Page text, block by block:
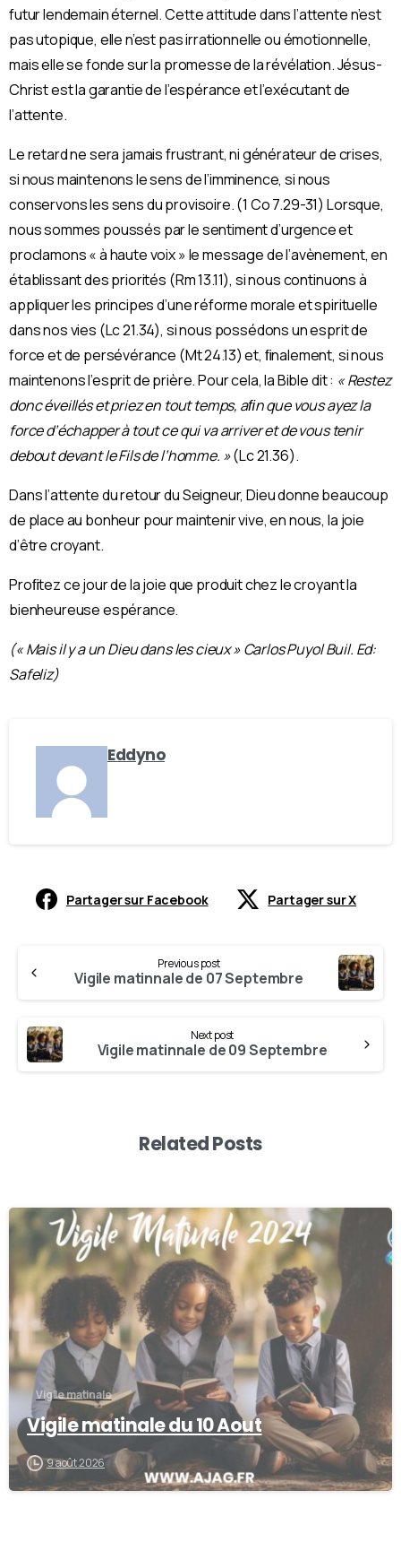
futur lendemain éternel. Cette attitude dans l’attente n’est
pas utopique, elle n’est pas irrationnelle ou émotionnelle,
mais elle se fonde sur la promesse de la révélation. Jésus-
Christ est la garantie de l’espérance et l’exécutant de
l’attente.
Le retard ne sera jamais frustrant, ni générateur de crises,
si nous maintenons le sens de l’imminence, si nous
conservons les sens du provisoire. (1 Co 7.29-31) Lorsque,
nous sommes poussés par le sentiment d’urgence et
proclamons « à haute voix » le message de l’avènement, en
établissant des priorités (Rm 13.11), si nous continuons à
appliquer les principes d’une réforme morale et spirituelle
dans nos vies (Lc 21.34), si nous possédons un esprit de
force et de persévérance (Mt 24.13) et, ﬁnalement, si nous
maintenons l’esprit de prière. Pour cela, la Bible dit : « Restez
donc éveillés et priez en tout temps, aﬁn que vous ayez la
force d’échapper à tout ce qui va arriver et de vous tenir
debout devant le Fils de l’homme. »(Lc 21.36).
Dans l’attente du retour du Seigneur, Dieu donne beaucoup
de place au bonheur pour maintenir vive, en nous, la joie
d’être croyant.
Proﬁtez ce jour de la joie que produit chez le croyant la
bienheureuse espérance.
(« Mais il y a un Dieu dans les cieux » Carlos Puyol Buil. Ed:
Safeliz)
Eddyno
Partager sur Facebook Partager sur X
Previous post
Vigile matinnale de 07 Septembre
Next post
Vigile matinnale de 09 Septembre
Related Posts
Vigile matinale
Vigile matinale du 10 Aout
9 août 2026